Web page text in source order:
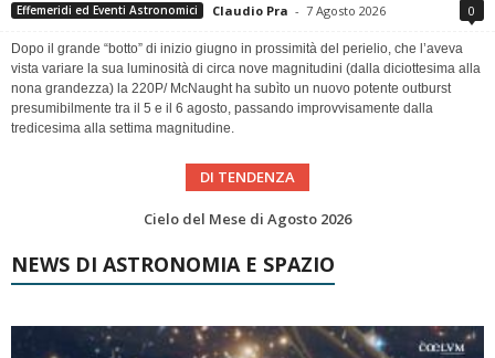
Effemeridi ed Eventi Astronomici Claudio Pra - 7 Agosto 2026 0
Dopo il grande “botto” di inizio giugno in prossimità del perielio, che l’aveva
vista variare la sua luminosità di circa nove magnitudini (dalla diciottesima alla
nona grandezza) la 220P/ McNaught ha subìto un nuovo potente outburst
presumibilmente tra il 5 e il 6 agosto, passando improvvisamente dalla
tredicesima alla settima magnitudine.
DI TENDENZA
SUPERNOVAE aggiornamenti del mese – Agosto 2026
Le Comete del mese di Agosto: LA 10P/TEMPEL AL PERIELIO
NEWS DI ASTRONOMIA E SPAZIO